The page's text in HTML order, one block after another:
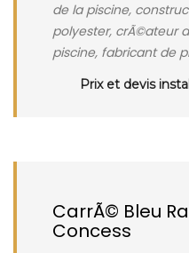
de la piscine,
polyester, crÃ©ateur
piscine, fabricant de
Prix et devis
CarrÃ© Bleu
Concess